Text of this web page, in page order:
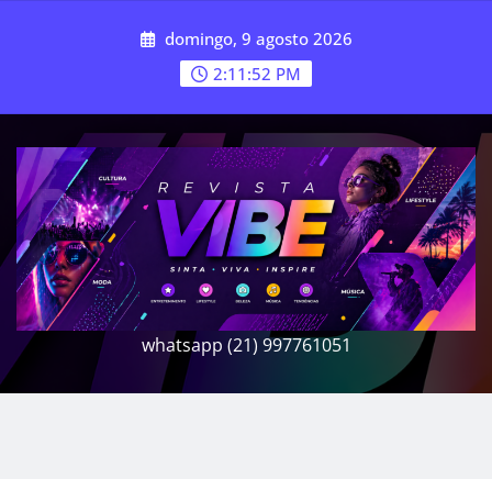
domingo, 9 agosto 2026
2:11:54 PM
whatsapp (21) 997761051